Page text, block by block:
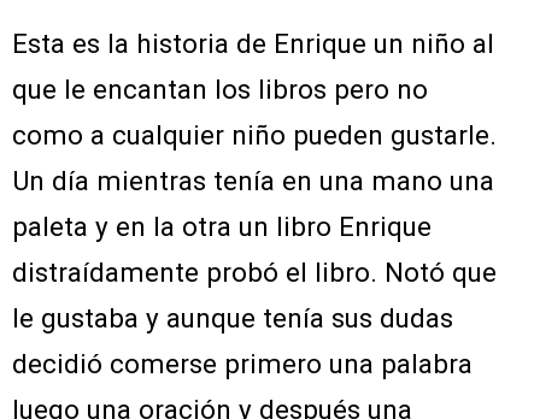
Esta es la historia de Enrique un niño al
que le encantan los libros pero no
como a cualquier niño pueden gustarle.
Un día mientras tenía en una mano una
paleta y en la otra un libro Enrique
distraídamente probó el libro. Notó que
le gustaba y aunque tenía sus dudas
decidió comerse primero una palabra
luego una oración y después una